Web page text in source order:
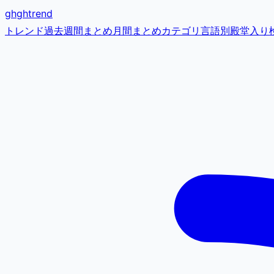
ghghtrend
トレンド過去週間まとめ月間まとめカテゴリ 言語別殿堂入り